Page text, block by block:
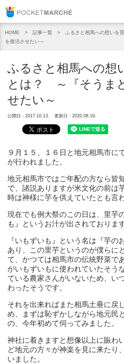
HOME 記事一覧
ふるさと相馬への想いを
を復活させたい～
ふるさと相馬への想
とは？ ～『そうま
せたい～
公開日：2017.10.13. 更新日：2020.08.19.
９月１５、１６日と地元相馬市に
が行われました。
地元相馬市ではご年配の方なら皆
で、諸説ありますが米文化の前は
時は神様に芋を供えていたとも言
現在でも例大祭のこの日は、里芋
も』というお汁が出されております
『いもずいも』という名は『芋の
あり、この里芋というのが僕らに
て、かつては相馬市の伝統野菜で
がいもずいもに使われていたそう
ている農家さんがいないため、い
わったそうです。
それを出来ればまた相馬土垂に戻
め、まずは恥ずかしながら地元民
の、今年初めて伺ってみました。
神社に着きますと想像以上に賑わ
ど地元の方々が神楽を見に来たり
いました。